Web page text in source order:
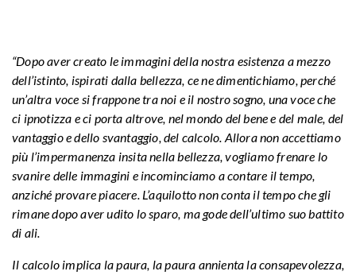
“Dopo aver creato le immagini della nostra esistenza a mezzo
dell’istinto, ispirati dalla bellezza, ce ne dimentichiamo, perché
un’altra voce si frappone tra noi e il nostro sogno, una voce che
ci ipnotizza e ci porta altrove, nel mondo del bene e del male, del
vantaggio e dello svantaggio, del calcolo. Allora non accettiamo
più l’impermanenza insita nella bellezza, vogliamo frenare lo
svanire delle immagini e incominciamo a contare il tempo,
anziché provare piacere. L’aquilotto non conta il tempo che gli
rimane dopo aver udito lo sparo, ma gode dell’ultimo suo battito
di ali.
Il calcolo implica la paura, la paura annienta la consapevolezza,